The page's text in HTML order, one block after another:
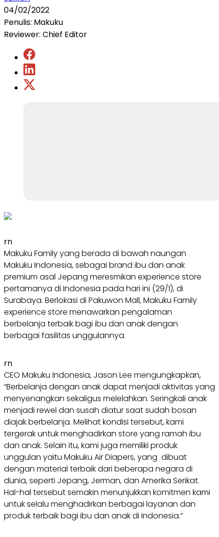
04/02/2022
Penulis: Makuku
Reviewer: Chief Editor
rn
Makuku Family yang berada di bawah naungan
Makuku Indonesia, sebagai brand ibu dan anak
premium asal Jepang meresmikan experience store
pertamanya di Indonesia pada hari ini (29/1), di
Surabaya. Berlokasi di Pakuwon Mall, Makuku Family
experience store menawarkan pengalaman
berbelanja terbaik bagi ibu dan anak dengan
berbagai fasilitas unggulannya.
rn
CEO Makuku Indonesia, Jason Lee mengungkapkan,
“Berbelanja dengan anak dapat menjadi aktivitas yang
menyenangkan sekaligus melelahkan. Seringkali anak
menjadi rewel dan susah diatur saat sudah bosan
diajak berbelanja. Melihat kondisi tersebut, kami
tergerak untuk menghadirkan store yang ramah ibu
dan anak. Selain itu, kami juga memiliki produk
unggulan yaitu Makuku Air Diapers, yang dibuat
dengan material terbaik dari beberapa negara di
dunia, seperti Jepang, Jerman, dan Amerika Serikat.
Hal-hal tersebut semakin menunjukkan komitmen kami
untuk selalu menghadirkan berbagai layanan dan
produk terbaik bagi ibu dan anak di Indonesia.”